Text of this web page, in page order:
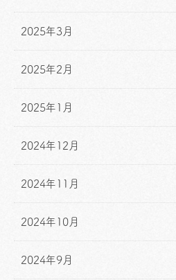
2025年3月
2025年2月
2025年1月
2024年12月
2024年11月
2024年10月
2024年9月